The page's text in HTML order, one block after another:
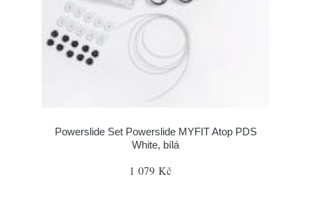
Powerslide Set Powerslide MYFIT Atop PDS
White, bílá
1 079 Kč